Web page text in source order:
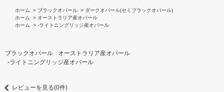
ホーム > ブラックオパール > ダークオパール(セミブラックオパール)
ホーム
> オーストラリア産オパール
ホーム
> -ライトニングリッジ産オパール
ブラックオパール
オーストラリア産オパール
-ライトニングリッジ産オパール
レビューを見る(0件)